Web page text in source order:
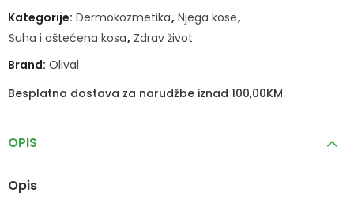
Kategorije: Dermokozmetika, Njega kose,
Suha i oštećena kosa, Zdrav život
Brand: Olival
Besplatna dostava za narudžbe iznad 100,00KM
OPIS
Opis